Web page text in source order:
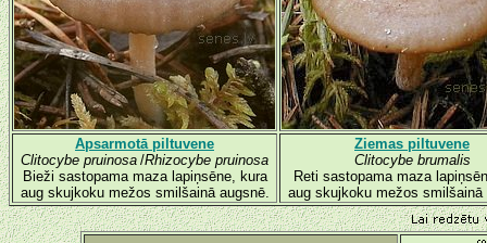
Apsarmotā piltuvene
Clitocybe pruinosa /Rhizocybe pruinosa
Bieži sastopama maza lapiņsēne, kura
aug skujkoku mežos smilšainā augsnē.
Ziemas piltuvene
Clitocybe brumalis
Reti sastopama maza
aug skujkoku mežos smilšainā